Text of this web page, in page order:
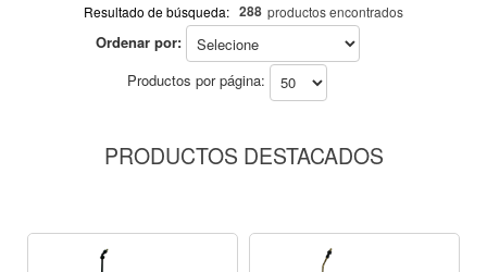
Resultado de búsqueda: 288 productos encontrados
Ordenar por:
Productos por página:
PRODUCTOS DESTACADOS